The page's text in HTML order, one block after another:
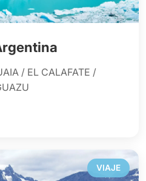
/ EL CALAFATE /
VIAJE